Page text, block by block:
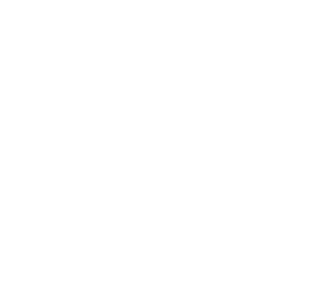
nhận thông báo từ các hãng
giá rẻ hơn so với cuối tuần.
gian bay để tiết kiệm chi phí.
so sánh giá vé: